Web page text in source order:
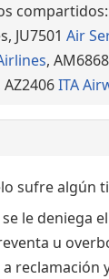
JU7501 Air
,
AZ2406ITA
sufre algún
le deniega
u
reclamación